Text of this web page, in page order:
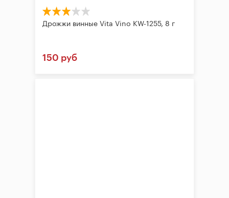
Дрожжи винные Vita Vino KW-1255, 8 г
150 руб